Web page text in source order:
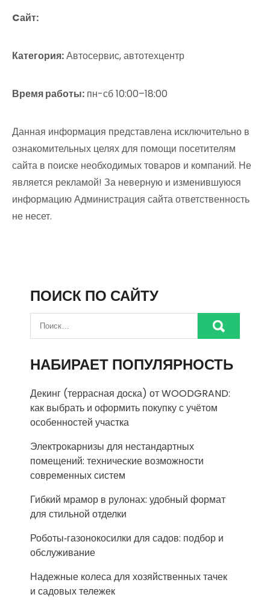
Cайт:
Категория:Автосервис, автотехцентр
Время работы: пн-сб 10:00–18:00
Данная информация представлена исключительно в
ознакомительных целях для помощи посетителям
сайта в поиске необходимых товаров и компаний. Не
является рекламой! За неверную и изменившуюся
информацию Администрация сайта ответственность
не несет.
ПОИСК ПО САЙТУ
НАБИРАЕТ ПОПУЛЯРНОСТЬ
Декинг (террасная доска) от WOODGRAND:
как выбрать и оформить покупку с учётом
особенностей участка
Электрокарнизы для нестандартных
помещений: технические возможности
современных систем
Гибкий мрамор в рулонах: удобный формат
для стильной отделки
Роботы‑газонокосилки для садов: подбор и
обслуживание
Надежные колеса для хозяйственных тачек
и садовых тележек